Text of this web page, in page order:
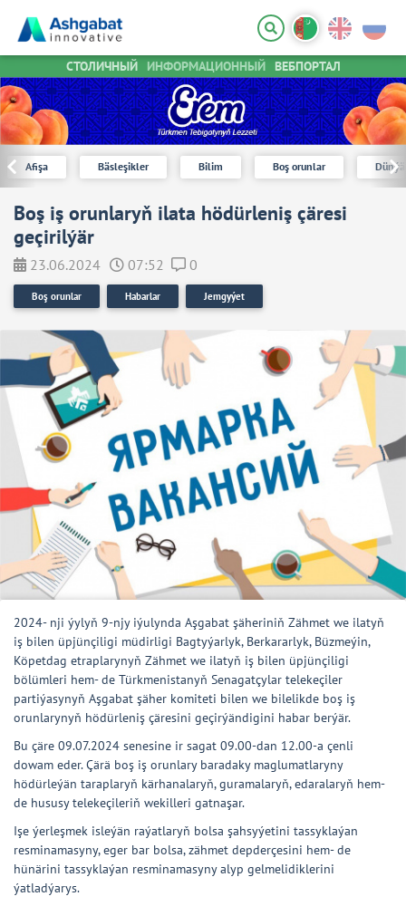
СТОЛИЧНЫЙ ИНФОРМАЦИОННЫЙ ВЕБПОРТАЛ
Afişa Bäsleşikler Bilim Boş orunlar
Boş iş orunlaryň ilata hödürleniş çäresi
geçirilýär
23.06.2024 07:52 0
Boş orunlar Habarlar Jemgyýet
2024- nji ýylyň 9-njy iýulynda Aşgabat şäheriniň Zähmet we ilatyň
iş bilen üpjünçiligi müdirligi Bagtyýarlyk, Berkararlyk, Büzmeýin,
Köpetdag etraplarynyň Zähmet we ilatyň iş bilen üpjünçiligi
bölümleri hem- de Türkmenistanyň Senagatçylar telekeçiler
partiýasynyň Aşgabat şäher komiteti bilen we bilelikde boş iş
orunlarynyň hödürleniş çäresini geçirýändigini habar berýär.
Bu çäre 09.07.2024 senesine ir sagat 09.00-dan 12.00-a çenli
dowam eder. Çärä boş iş orunlary baradaky maglumatlaryny
hödürleýän taraplaryň kärhanalaryň, guramalaryň, edaralaryň hem-
de hususy telekeçileriň wekilleri gatnaşar.
Işe ýerleşmek isleýän raýatlaryň bolsa şahsyýetini tassyklaýan
resminamasyny, eger bar bolsa, zähmet depderçesini hem- de
hünärini tassyklaýan resminamasyny alyp gelmelidiklerini
ýatladýarys.